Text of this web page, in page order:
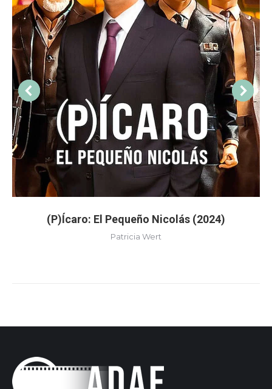
(P)Ícaro: El Pequeño Nicolás (2024)
Patricia Wert